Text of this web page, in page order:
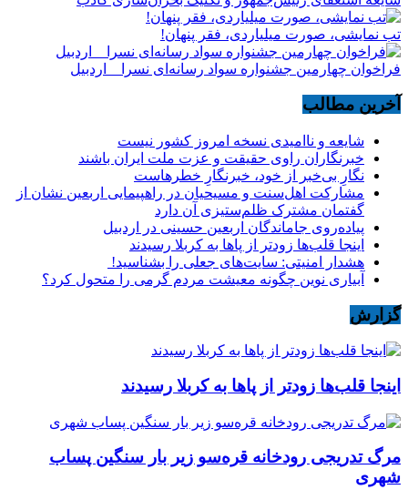
تب نمایشی، صورت میلیاردی، فقر پنهان!
فراخوان چهارمین جشنواره سواد رسانه‌ای نسرا _ اردبیل
آخرین مطالب
شایعه و ناامیدی نسخه امروز کشور نیست
خبرنگاران راوی حقیقت و عزت ملت ایران باشند
نگارِ بی‌خبر از خود، خبرنگارِ خطرهاست
مشارکت اهل‌سنت و مسیحیان در راهپیمایی اربعین نشان از
گفتمان مشترک ظلم‌ستیزی آن دارد
پیاده‌روی جاماندگان اربعین حسینی در اردبیل
اینجا قلب‌ها زودتر از پاها به کربلا رسیدند
هشدار امنیتی: سایت‌های جعلی را بشناسید!
آبیاری نوین چگونه معیشت مردم گرمی را متحول کرد؟
گزارش
اینجا قلب‌ها زودتر از پاها به کربلا رسیدند
مرگ تدریجی رودخانه قره‌سو زیر بار سنگین پساب
شهری